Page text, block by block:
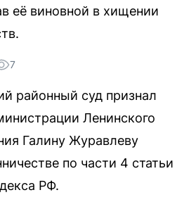
её виновной в хищении
7
районный суд признал
Ленинского
Галину Журавлеву
по части 4 статьи
РФ.